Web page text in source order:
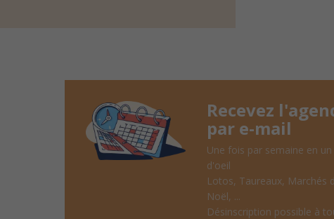
Recevez
par e-mail
Une fois par semaine en
d'oeil
Lotos, Taureaux, Marchés
Noël, ...
Désinscription possible à